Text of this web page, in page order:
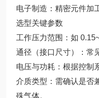
电子制造：精密元件加
选型关键参数
工作压力范围：如
通径（接口尺寸）：常
电压与功耗：根据控制
介质类型：需确认是否
殊气体。